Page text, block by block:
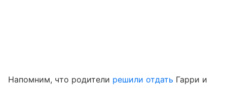
Напомним, что родители решили отдать Гарри и